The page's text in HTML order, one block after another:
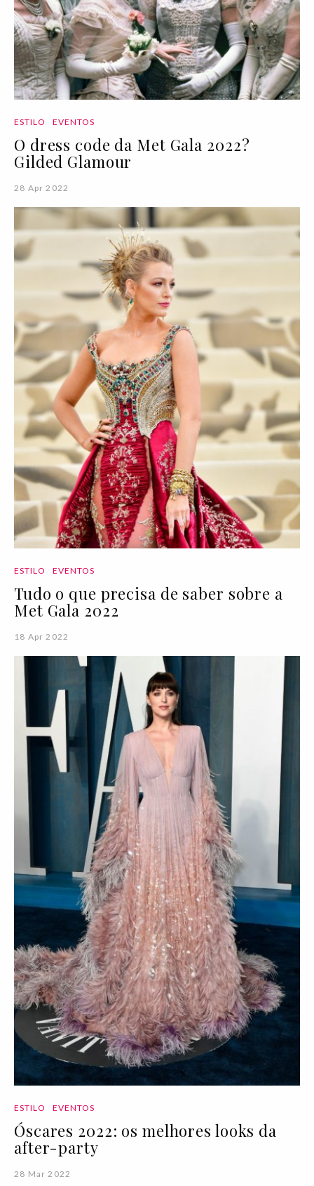
ESTILO EVENTOS
O dress code da Met Gala 2022?
Gilded Glamour
28 Apr 2022
ESTILO EVENTOS
Tudo o que precisa de saber sobre a
Met Gala 2022
18 Apr 2022
ESTILO EVENTOS
Óscares 2022: os melhores looks da
after-party
28 Mar 2022